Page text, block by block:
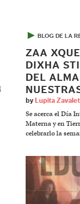
▶ BLOG DE LA
ZAA
DIXHA
DEL
by Lupita
Se acerca el Día
Materna y en
celebrarlo la